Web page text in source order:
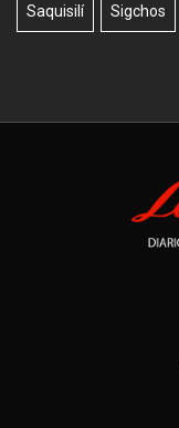
Saquisilí Sigchos